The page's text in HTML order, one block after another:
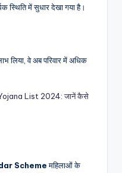
स्थिति में सुधार देखा गया है।
लिया, वे अब परिवार में अधिक
List 2024: जानें कैसे
Schemeमहिलाओं के